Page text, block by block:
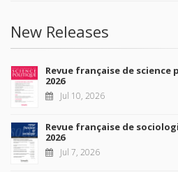
New Releases
Revue française de
2026
Jul 10, 2026
Revue française de
2026
Jul 7, 2026